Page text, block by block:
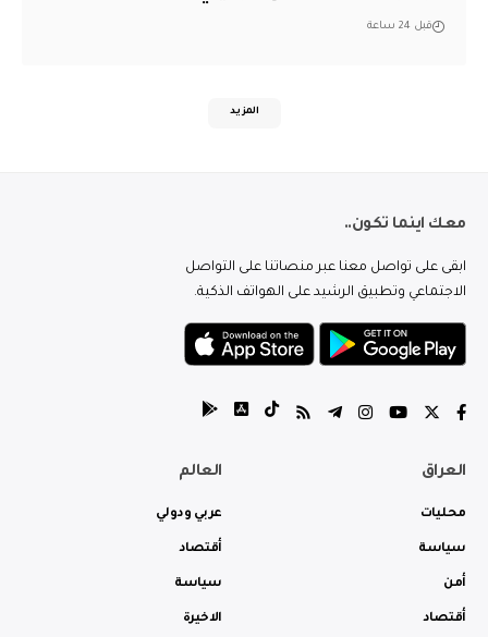
قبل 24 ساعة
المزيد
معك اينما تكون..
ابقى على تواصل معنا عبر منصاتنا على التواصل
الاجتماعي وتطبيق الرشيد على الهواتف الذكية.
العراق
محليات
سياسة
أمن
أقتصاد
العالم
عربي ودولي
أقتصاد
سياسة
الاخيرة